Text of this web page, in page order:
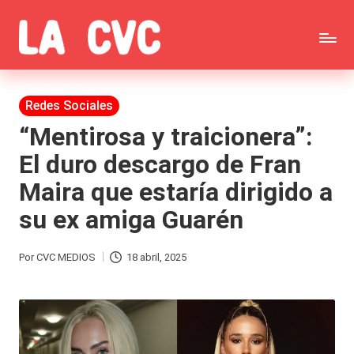
Saltar
al
contenido
C
o
p
u
c
h
a
s
F
ar
Todas
las
noticias
de
la
farándula,
Brava,
Gran
Publicada
en
Redes Sociales
“Mentirosa y traicionera”:
El duro descargo de Fran
Maira que estaría dirigido a
su ex amiga Guarén
Publicado
PorCVC MEDIOS 18 abril, 2025